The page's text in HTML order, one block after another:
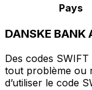
Pays
DANSKE
Des codes
tout problème ou
d’utiliser le code